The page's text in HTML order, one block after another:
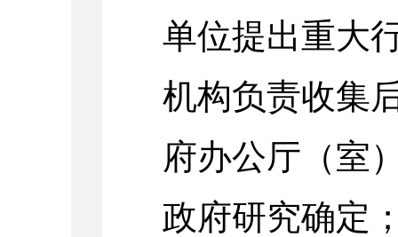
单位提出重大
机构负责收集
府办公厅（室
政府研究确定